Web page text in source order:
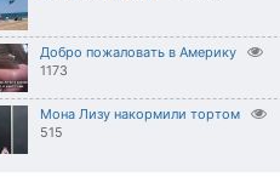
Добро пожаловать в Америку
1173
Мона Лизу накормили тортом
515